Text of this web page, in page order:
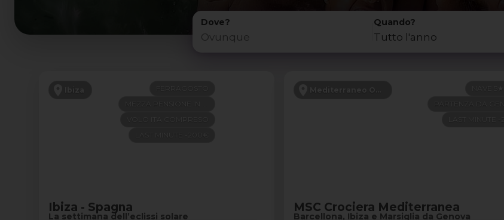
Dove? Quando?
Tutto l'anno
Ibiza
Ibiza - Spagna
La settimana dell’eclissi solare
Mediterraneo Occidentale
MSC Crociera Mediterranea
Barcellona, Ibiza e Marsiglia da Genova